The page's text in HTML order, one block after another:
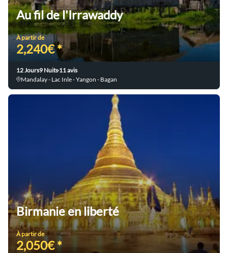
Au fil de l'Irrawaddy
À partir de
2,240€ *
12 Jours9 Nuits 11 avis
Mandalay - Lac Inle - Yangon - Bagan
Birmanie en liberté
À partir de
2,050€ *